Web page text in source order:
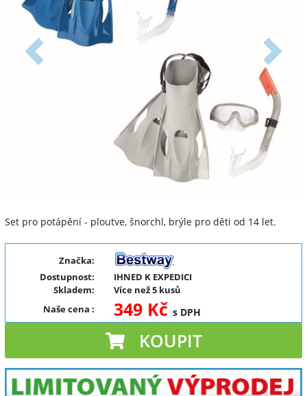
Předchozí Další
Set pro potápění - ploutve, šnorchl, brýle pro děti od 14 let.
Značka:
Dostupnost:
IHNED K EXPEDICI
Skladem:
Více než 5 kusů
Naše cena : 349 Kč s DPH
KOUPIT